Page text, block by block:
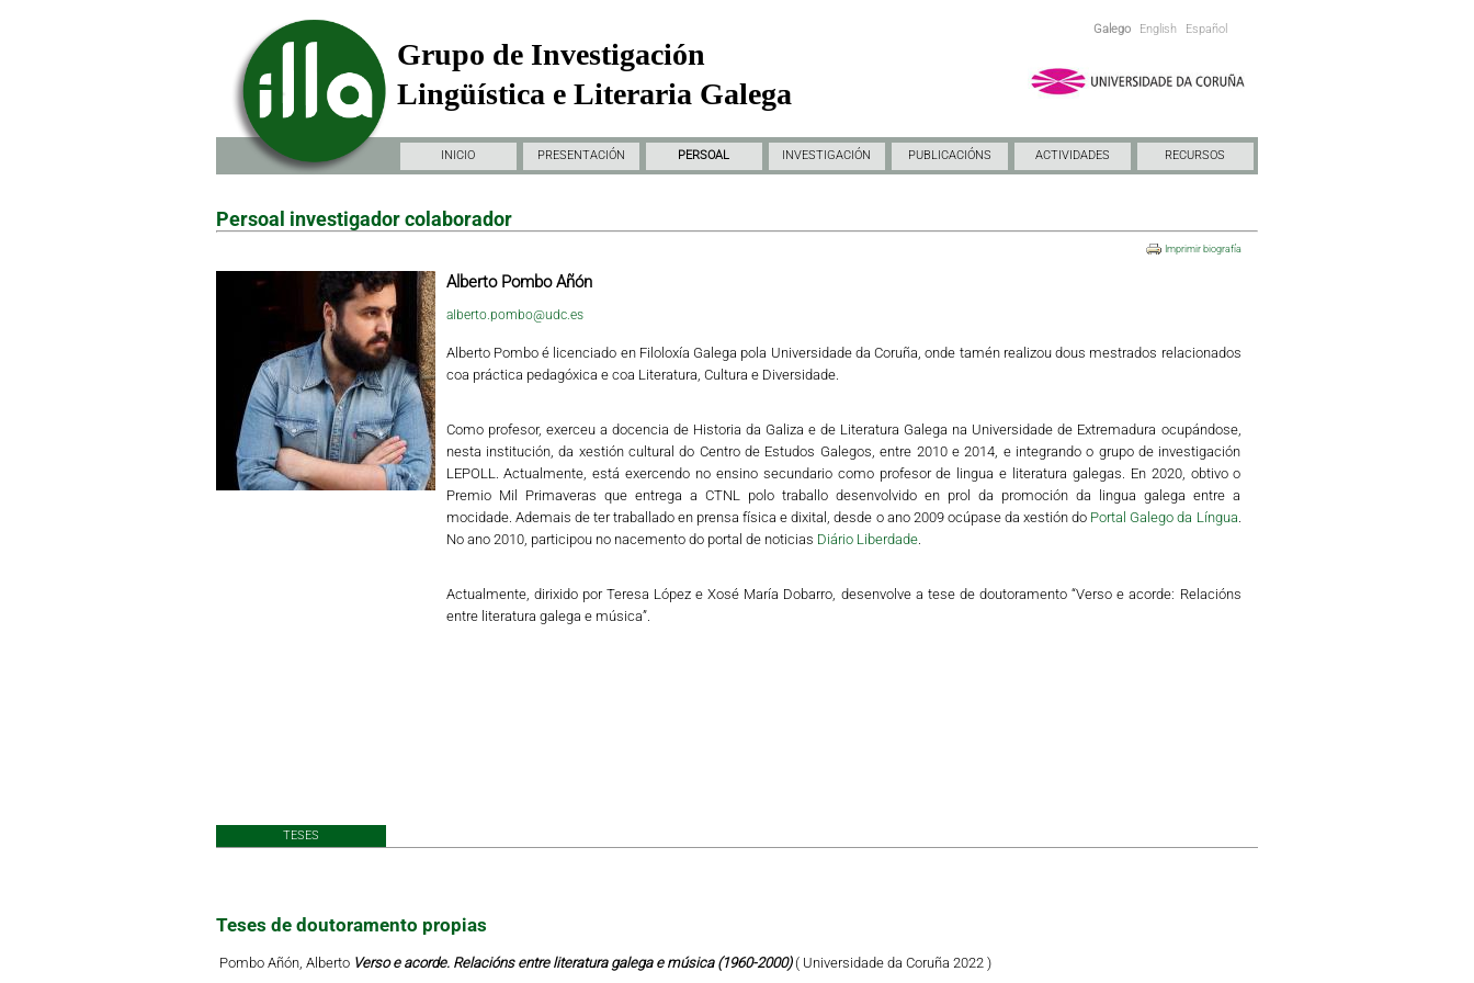
Galego English Español
Grupo de Investigación
Lingüística e Literaria Galega
INICIO PRESENTACIÓN PERSOAL INVESTIGACIÓN PUBLICACIÓNS ACTIVIDADES RECURSOS
Persoal investigador colaborador
Alberto Pombo Añón
Imprimir biografía
alberto.pombo@udc.es
Alberto Pombo é licenciado en Filoloxía Galega pola Universidade da Coruña, onde tamén realizou dous mestrados relacionados
coa práctica pedagóxica e coa Literatura, Cultura e Diversidade.
Como profesor, exerceu a docencia de Historia da Galiza e de Literatura Galega na Universidade de Extremadura ocupándose,
nesta institución, da xestión cultural do Centro de Estudos Galegos, entre 2010 e 2014, e integrando o grupo de investigación
LEPOLL. Actualmente, está exercendo no ensino secundario como profesor de lingua e literatura galegas. En 2020, obtivo o
Premio Mil Primaveras que entrega a CTNL polo traballo desenvolvido en prol da promoción da lingua galega entre a
mocidade. Ademais de ter traballado en prensa física e dixital, desde o ano 2009 ocúpase da xestión do Portal Galego da Língua.
No ano 2010, participou no nacemento do portal de noticias Diário Liberdade.
Actualmente, dirixido por Teresa López e Xosé María Dobarro, desenvolve a tese de doutoramento “Verso e acorde: Relacións
entre literatura galega e música”.
TESES
Teses de doutoramento propias
Pombo Añón, Alberto Verso e acorde. Relacións entre literatura galega e música (1960-2000)( Universidade da Coruña 2022 )